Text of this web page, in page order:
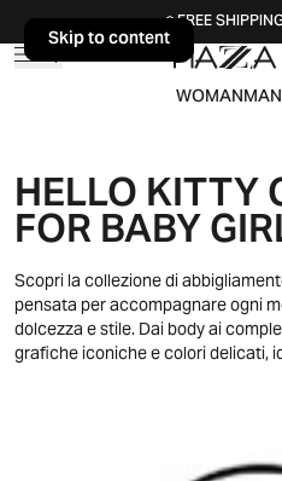
Skip to content FREE
WOMANMAN
HELLO KITTY
FOR BABY
Scopri la collezione di
pensata per accompagnare ogni
dolcezza e stile. Dai body ai
grafiche iconiche e colori delicati,
Skip to content